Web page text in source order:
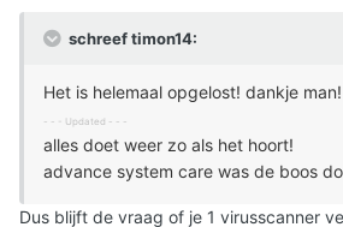
schreef timon14:
Het is helemaal opgelost! dankje man!
- - - Updated - - -
alles doet weer zo als het hoort!
advance system care was de boos
Dus blijft de vraag of je 1 virusscanner